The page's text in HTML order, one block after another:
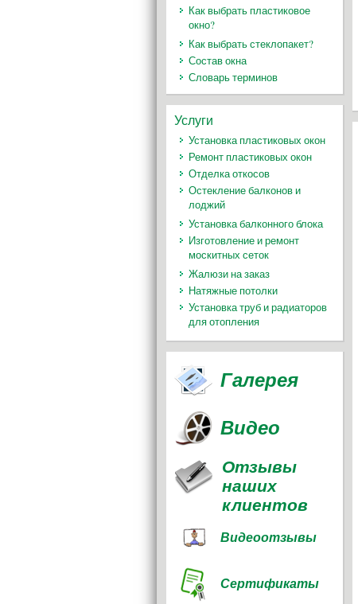
Как выбрать пластиковое
окно?
Как выбрать стеклопакет?
Состав окна
Словарь терминов
Услуги
Установка пластиковых окон
Ремонт пластиковых окон
Отделка откосов
Остекление балконов и
лоджий
Установка балконного блока
Изготовление и ремонт
москитных сеток
Жалюзи на заказ
Натяжные потолки
Установка труб и радиаторов
для отопления
Галерея
Видео
Отзывы
наших
клиентов
Видеоотзывы
Сертификаты